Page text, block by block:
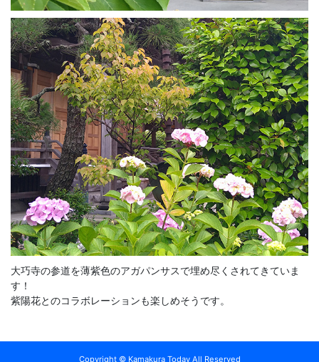
大巧寺の参道を薄紫色のアガパンサスで埋め尽くされてきていま
す！
紫陽花とのコラボレーションも楽しめそうです。
Copyright © Kamakura Today All Reserved